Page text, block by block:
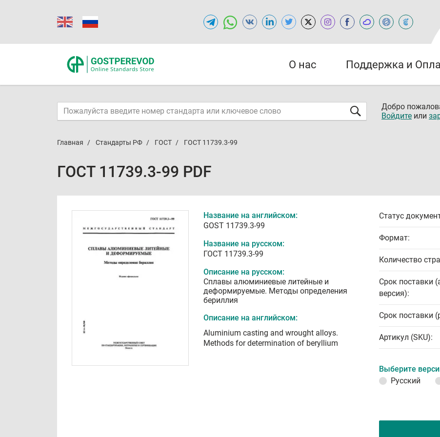
О нас Поддержка и
Добро
Войдите или
Главная Стандарты РФ ГОСТ ГОСТ 11739.3-99
ГОСТ 11739.3-99 PDF
Название на английском:
GOST 11739.3-99
Название на русском:
ГОСТ 11739.3-99
Описание на русском:
Сплавы алюминиевые литейные и
деформируемые. Методы определения
бериллия
Описание на английском:
Aluminium casting and wrought alloys.
Methods for determination of beryllium
Статус
Формат:
Количество
Срок поставки
версия):
Срок поставки
Артикул (SKU):
Выберите
Русский